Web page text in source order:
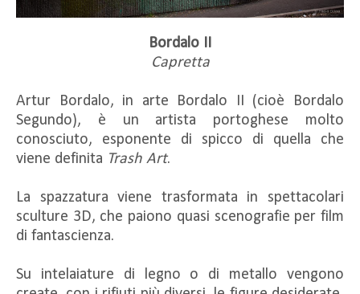
Bordalo II
Capretta
Artur Bordalo, in arte Bordalo II (cioè Bordalo
Segundo), è un artista portoghese molto
conosciuto, esponente di spicco di quella che
viene definita Trash Art.
La spazzatura viene trasformata in spettacolari
sculture 3D, che paiono quasi scenografie per film
di fantascienza.
Su intelaiature di legno o di metallo vengono